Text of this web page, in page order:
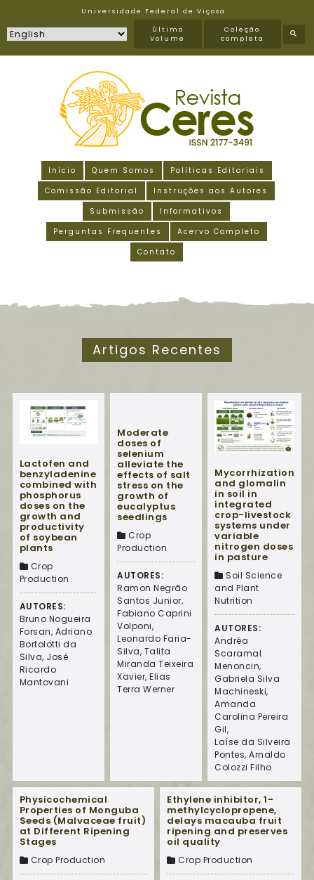
Universidade Federal de Viçosa
Último
Volume
Coleção
completa
Início Quem Somos
Políticas Editoriais
Comissão Editorial
Instruções aos Autores
Submissão
Informativos
Perguntas Frequentes
Acervo Completo
Contato
Artigos Recentes
Lactofen and
benzyladenine
combined with
phosphorus
doses on the
growth and
productivity
of soybean
plants
Crop
Production
AUTORES:
Bruno Nogueira
Forsan, Adriano
Bortolotti da
Silva, José
Ricardo
Mantovani
Moderate
doses of
selenium
alleviate the
effects of salt
stress on the
growth of
eucalyptus
seedlings
Crop
Production
AUTORES:
Ramon Negrão
Santos Junior,
Fabiano Caprini
Volponi,
Leonardo Faria-
Silva, Talita
Miranda Teixeira
Xavier, Elias
Terra Werner
Mycorrhization
and glomalin
in soil in
integrated
crop-livestock
systems under
variable
nitrogen doses
in pasture
Soil Science
and Plant
Nutrition
AUTORES:
Andréa
Scaramal
Menoncin,
Gabriela Silva
Machineski,
Amanda
Carolina Pereira
Gil,
Laíse da Silveira
Pontes, Arnaldo
Colozzi Filho
Physicochemical
Properties of Monguba
Seeds (Malvaceae fruit)
at Different Ripening
Stages
Crop Production
Ethylene inhibitor, 1-
methylcyclopropene,
delays macauba fruit
ripening and preserves
oil quality
Crop Production